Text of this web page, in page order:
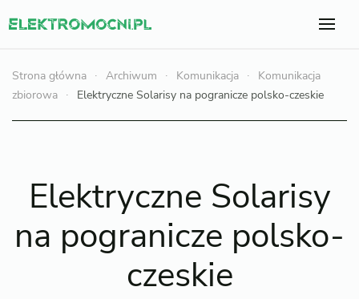
Strona główna Archiwum Komunikacja
Komunikacja
zbiorowa
Elektryczne Solarisy na pogranicze polsko-czeskie
Elektryczne Solarisy
na pogranicze polsko-
czeskie